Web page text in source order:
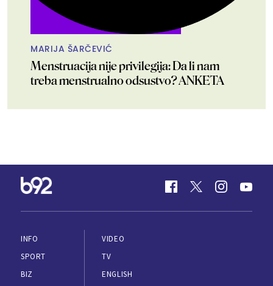
MARIJA ŠARČEVIĆ
Menstruacija nije privilegija: Da li nam
treba menstrualno odsustvo? ANKETA
INFO
SPORT
BIZ
VIDEO
TV
ENGLISH